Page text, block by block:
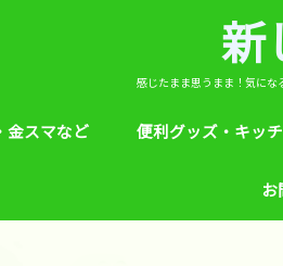
新
感じたまま思うまま！気にな
金スマなど 便利グッズ・キッ
芸能人！愛用品・
ヒルナンデス！紹介
めざましテレビ紹介
お